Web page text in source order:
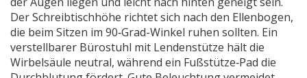
Der Schreibtischhöhe richtet sich nach den Ellenbogen,
die beim Sitzen im 90‑Grad-Winkel ruhen sollten. Ein
verstellbarer Bürostuhl mit Lendenstütze hält die
Wirbelsäule neutral, während ein Fußstütze‑Pad die